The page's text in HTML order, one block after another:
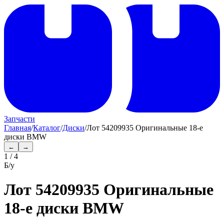
Запчасти
Главная/Каталог/Диски/Лот 54209935 Оригинальные 18-е
диски BMW
← →
1 /4
Б/у
Лот 54209935 Оригинальные
18-е диски BMW